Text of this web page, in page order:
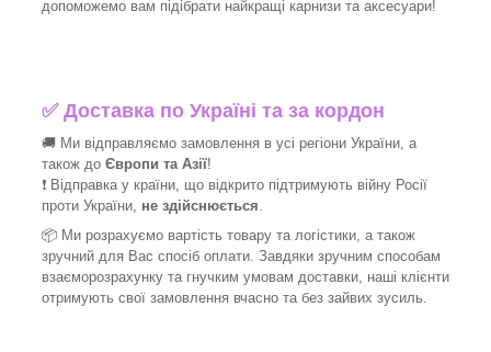
допоможемо вам підібрати найкращі карнизи та аксесуари!
✅Доставка по Україні та за кордон
🚚 Ми відправляємо замовлення в усі регіони України, а
також до Європи та Азії!
❗ Відправка у країни, що відкрито підтримують війну Росії
проти України, не здійснюється
📦 Ми розрахуємо вартість товару та логістики, а також
зручний для Вас спосіб оплати. Завдяки зручним способам
взаєморозрахунку та гнучким умовам доставки, наші клієнти
отримують свої замовлення вчасно та без зайвих зусиль.